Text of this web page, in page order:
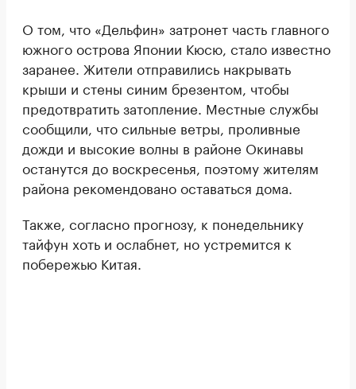
О том, что «Дельфин» затронет часть главного
южного острова Японии Кюсю, стало известно
заранее. Жители отправились накрывать
крыши и стены синим брезентом, чтобы
предотвратить затопление. Местные службы
сообщили, что сильные ветры, проливные
дожди и высокие волны в районе Окинавы
останутся до воскресенья, поэтому жителям
района рекомендовано оставаться дома.
Также, согласно прогнозу, к понедельнику
тайфун хоть и ослабнет, но устремится к
побережью Китая.